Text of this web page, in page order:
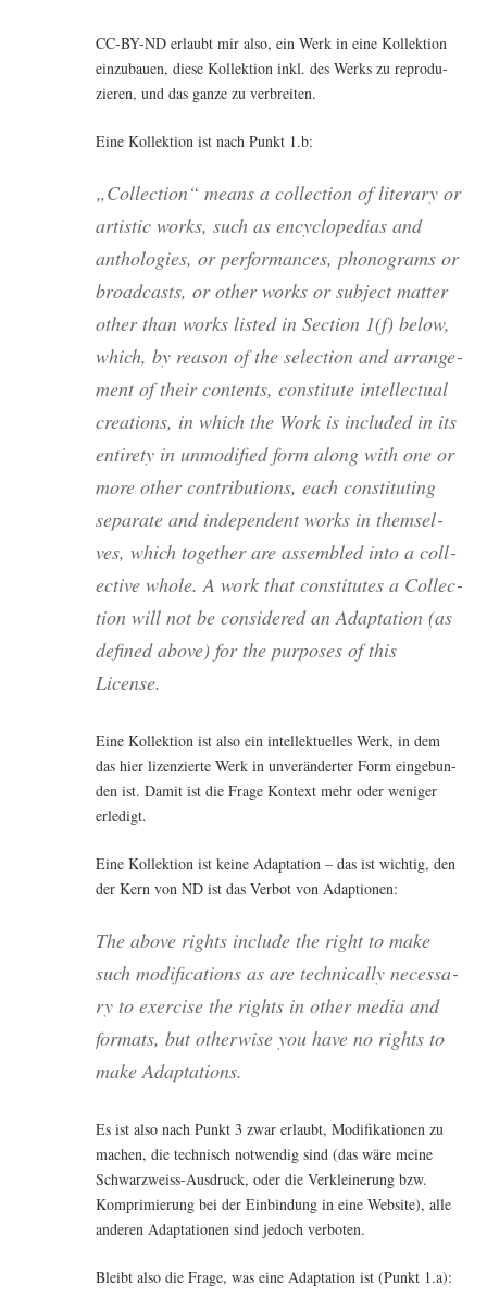
CC-BY-ND erlaubt mir also, ein Werk in eine Kol­lek­ti­on
ein­zu­bau­en, die­se Kol­lek­ti­on inkl. des Werks zu repro­du­
zie­ren, und das gan­ze zu verbreiten.
Eine Kol­lek­ti­on ist nach Punkt 1.b:
„Coll­ec­tion“ means a coll­ec­tion of lite­ra­ry or
artis­tic works, such as ency­clo­pe­di­as and
antho­lo­gies, or per­for­man­ces, pho­no­grams or
broad­casts, or other works or sub­ject mat­ter
other than works lis­ted in Sec­tion 1(f) below,
which, by reason of the sel­ec­tion and arran­ge­
ment of their con­tents, con­sti­tu­te intellec­tu­al
crea­ti­ons, in which the Work is included in its
enti­re­ty in unmo­di­fied form along with one or
more other con­tri­bu­ti­ons, each con­sti­tu­ting
sepa­ra­te and inde­pen­dent works in them­sel­
ves, which tog­e­ther are assem­bled into a coll­
ec­ti­ve who­le. A work that con­sti­tu­tes a Coll­ec­
tion will not be con­side­red an Adapt­a­ti­on (as
defi­ned abo­ve) for the pur­po­ses of this
License.
Eine Kol­lek­ti­on ist also ein intel­lek­tu­el­les Werk, in dem
das hier lizen­zier­te Werk in unver­än­der­ter Form ein­ge­bun­
den ist. Damit ist die Fra­ge Kon­text mehr oder weni­ger
erledigt.
Eine Kol­lek­ti­on ist kei­ne Adapt­a­ti­on – das ist wich­tig, den
der Kern von ND ist das Ver­bot von Adaptionen:
The abo­ve rights include the right to make
such modi­fi­ca­ti­ons as are tech­ni­cal­ly neces­sa­
ry to exer­cise the rights in other media and
for­mats, but other­wi­se you have no rights to
make Adaptations.
Es ist also nach Punkt 3 zwar erlaubt, Modi­fi­ka­tio­nen zu
machen, die tech­nisch not­wen­dig sind (das wäre mei­ne
Schwarz­weiss-Aus­druck, oder die Ver­klei­ne­rung bzw.
Kom­pri­mie­rung bei der Ein­bin­dung in eine Web­site), alle
ande­ren Adapt­a­tio­nen sind jedoch verboten.
Bleibt also die Fra­ge, was eine Adapt­a­ti­on ist (Punkt 1.a):